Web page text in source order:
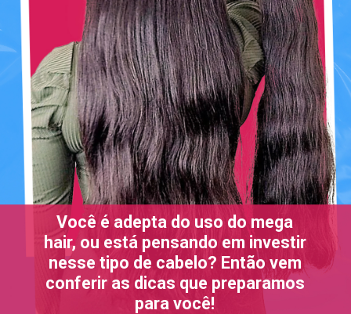
Você é adepta do uso do mega
hair, ou está pensando em investir
nesse tipo de cabelo? Então vem
conferir as dicas que preparamos
para você!